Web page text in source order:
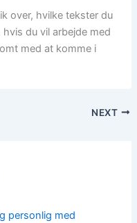
over, hvilke tekster du
du vil arbejde med
med at komme i
NEXT